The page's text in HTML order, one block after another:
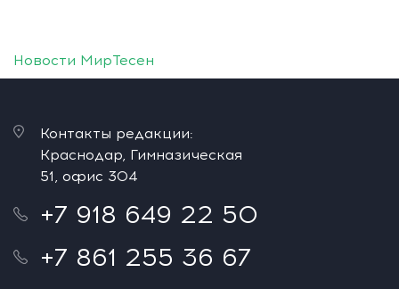
Новости МирТесен
Контакты редакции:
Краснодар, Гимназическая
51, офис 304
+7 918 649 22 50
+7 861 255 36 67